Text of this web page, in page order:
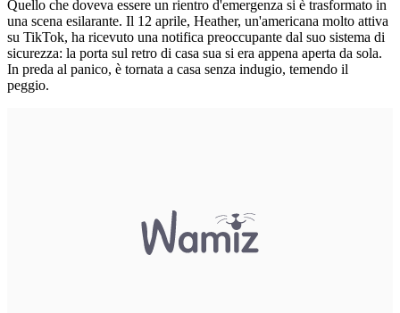
Quello che doveva essere un rientro d'emergenza si è trasformato in
una scena esilarante. Il 12 aprile, Heather, un'americana molto attiva
su TikTok, ha ricevuto una notifica preoccupante dal suo sistema di
sicurezza: la porta sul retro di casa sua si era appena aperta da sola.
In preda al panico, è tornata a casa senza indugio, temendo il
peggio.